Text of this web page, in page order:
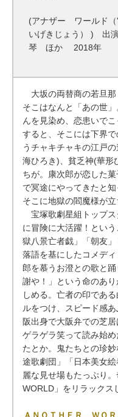
(アナザー ワールド
いげきじょう） ) 出
琴 ほか 2018年
大坂の両替商の若旦那
そこはなんと「あの世
んを見染め、恋患いで
すると、そこには下界
うチャキチャキの江戸
海ひろき)、貧乏神(華形
ちが。康次郎が恋した
で冥途にやってきたと
そこに地獄の閻魔様が立
宝塚歌劇星組トップス
に冒険に大活躍！とい
獄八景亡者戯」「朝友
落語を基にしたコメデ
郎を慕うお澄との歌と
謝や！」という命のあ
しめる。亡者の印であ
ルをつけ、スピード感
阪出身で大阪弁での芝
ゲラゲラ笑って読み始
たとか。鬼たちとの珍
途歌劇団」「日本美女
麗な見せ場もたっぷり
WORLD」をリラックス
ＡＮＯＴＨＥＲ ＷＯ